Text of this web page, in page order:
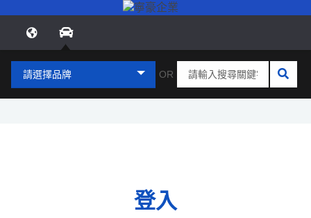
請選擇品牌 OR
登入